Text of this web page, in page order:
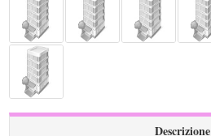
Descrizione